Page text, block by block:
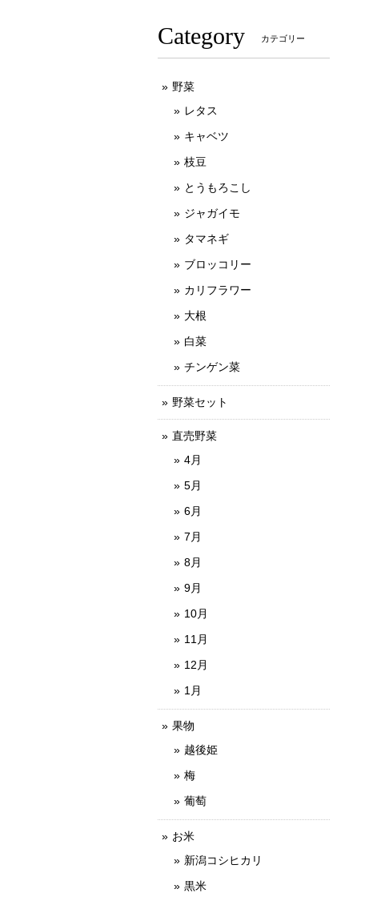
Category カテゴリー
野菜
レタス
キャベツ
枝豆
とうもろこし
ジャガイモ
タマネギ
ブロッコリー
カリフラワー
大根
白菜
チンゲン菜
野菜セット
直売野菜
4月
5月
6月
7月
8月
9月
10月
11月
12月
1月
果物
越後姫
梅
葡萄
お米
新潟コシヒカリ
黒米